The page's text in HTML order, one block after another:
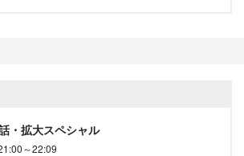
・拡大スペシャル
～22:09